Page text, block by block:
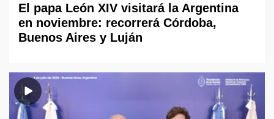
El papa León XIV visitará la Argentina
en noviembre: recorrerá Córdoba,
Buenos Aires y Luján